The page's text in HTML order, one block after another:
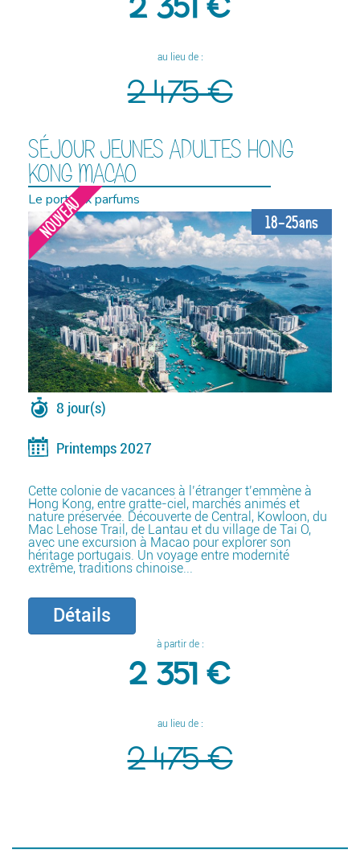
au lieu de :
2 475 €
SÉJOUR JEUNES ADULTES HONG
KONG MACAO
Le port aux parfums
NOUVEAU 18-25ans
8 jour(s)
Printemps 2027
Cette colonie de vacances à l’étranger t’emmène à
Hong Kong, entre gratte-ciel, marchés animés et
nature préservée. Découverte de Central, Kowloon, du
Mac Lehose Trail, de Lantau et du village de Tai O,
avec une excursion à Macao pour explorer son
héritage portugais. Un voyage entre modernité
extrême, traditions chinoise...
Détails
à partir de :
2 351 €
au lieu de :
2 475 €